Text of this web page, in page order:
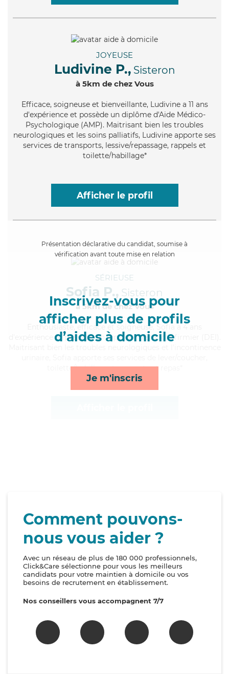
JOYEUSE
Ludivine P., Sisteron
à 5km de chez Vous
Efficace, soigneuse et bienveillante, Ludivine a 11 ans
d'expérience et possède un diplôme d'Aide Médico-
Psychologique (AMP). Maitrisant bien les troubles
neurologiques et les soins palliatifs, Ludivine apporte ses
services de transports, lessive/repassage, rappels et
toilette/habillage*
Afficher le profil
Présentation déclarative du candidat, soumise à
vérification avant toute mise en relation
Inscrivez-vous pour
afficher plus de profils
d’aides à domicile
Je m'inscris
SÉRIEUSE
Sofia P., Sisteron
à 5km de chez Vous
, efficace et soigneuse, Sofia a 4 ans
d'expérience et possède un diplôme d'Etat d'infirmier (DEI).
toilette/habillage, transports et repas*
Comment pouvons-
nous vous aider ?
Avec un réseau de plus de 180 000 professionnels,
Click&Care sélectionne pour vous les meilleurs
candidats pour votre maintien à domicile ou vos
besoins de recrutement en établissement.
Nos conseillers vous accompagnent 7/7